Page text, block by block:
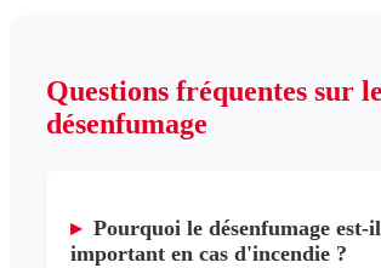
Questions fréquentes sur le
désenfumage
▸ Pourquoi le désenfumage est-il
important en cas d'incendie ?